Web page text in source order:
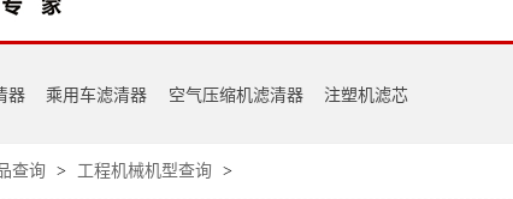
器 乘用车滤清器 空气压缩机滤清器 注塑机滤芯
查询 > 工程机械机型查询 >